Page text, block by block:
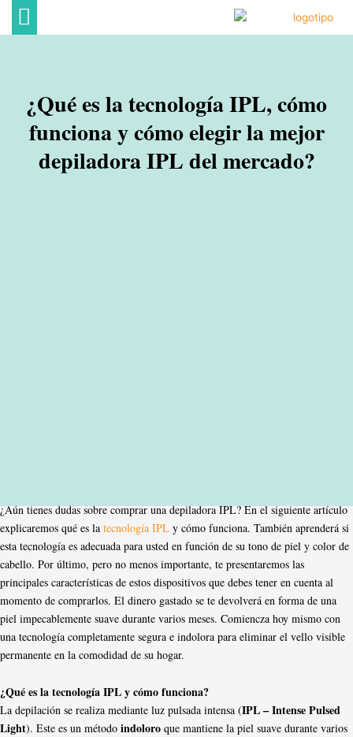
¿Qué es la tecnología IPL, cómo
funciona y cómo elegir la mejor
depiladora IPL del mercado?
¿Aún tienes dudas sobre comprar una depiladora IPL? En el siguiente artículo
explicaremos qué es la tecnología IPL y cómo funciona. También aprenderá si
esta tecnología es adecuada para usted en función de su tono de piel y color de
cabello. Por último, pero no menos importante, te presentaremos las
principales características de estos dispositivos que debes tener en cuenta al
momento de comprarlos. El dinero gastado se te devolverá en forma de una
piel impecablemente suave durante varios meses. Comiencza hoy mismo con
una tecnología completamente segura e indolora para eliminar el vello visible
permanente en la comodidad de su hogar.
¿Qué es la tecnología IPL y cómo funciona?
La depilación se realiza mediante luz pulsada intensa (IPL – Intense Pulsed
Light). Este es un método indoloro que mantiene la piel suave durante varios